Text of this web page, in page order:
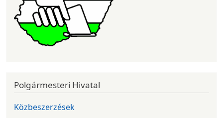
Polgármesteri Hivatal
Közbeszerzések